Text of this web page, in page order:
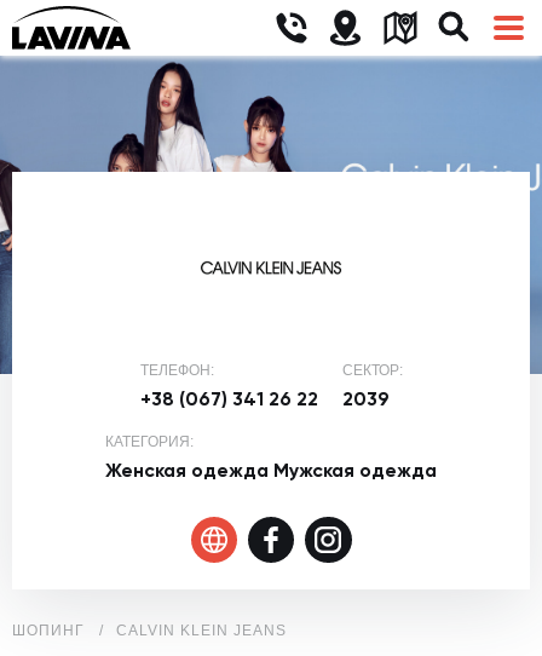
ТЕЛЕФОН:
+38 (067) 341 26 22
СЕКТОР:
2039
КАТЕГОРИЯ:
Женская одежда Мужская одежда
ШОПИНГ CALVIN KLEIN JEANS